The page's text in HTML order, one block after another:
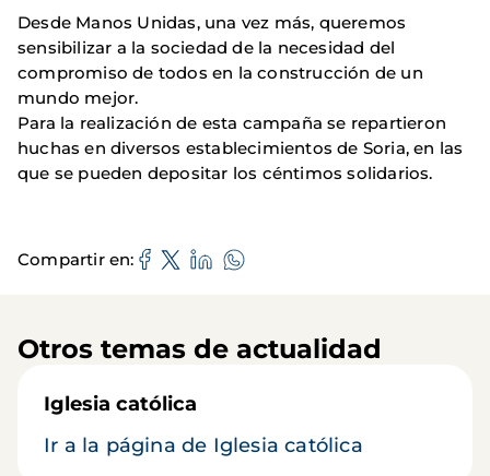
Desde Manos Unidas, una vez más, queremos
sensibilizar a la sociedad de la necesidad del
compromiso de todos en la construcción de un
mundo mejor.
Para la realización de esta campaña se repartieron
huchas en diversos establecimientos de Soria, en las
que se pueden depositar los céntimos solidarios.
Compartir en
Otros temas de actualidad
Iglesia católica
Ir a la página de Iglesia católica